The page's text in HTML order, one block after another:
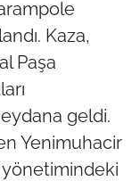
Kaza,
Paşa
geldi.
Yenimuhacir
yönetimindeki